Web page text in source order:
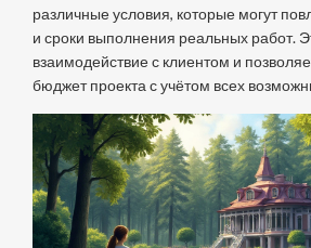
различные условия, которые могут
и сроки выполнения реальных работ.
взаимодействие с клиентом и
бюджет проекта с учётом всех